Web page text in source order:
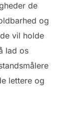
de
og
vil holde
lad os
lettere og